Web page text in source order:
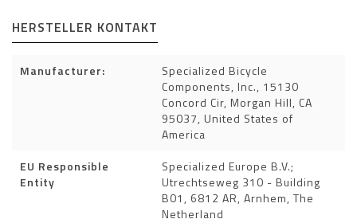
HERSTELLER KONTAKT
Manufacturer:
Specialized Bicycle
Components, Inc., 15130
Concord Cir, Morgan Hill, CA
95037, United States of
America
EU Responsible
Entity
Specialized Europe B.V.;
Utrechtseweg 310 - Building
B01, 6812 AR, Arnhem, The
Netherland